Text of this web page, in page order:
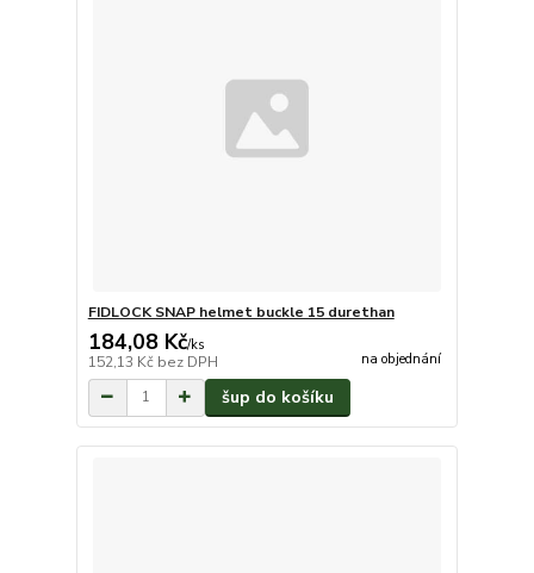
FIDLOCK SNAP helmet buckle 15 durethan
184,08 Kč/ks
152,13 Kč bez DPH na objednání
šup do košíku